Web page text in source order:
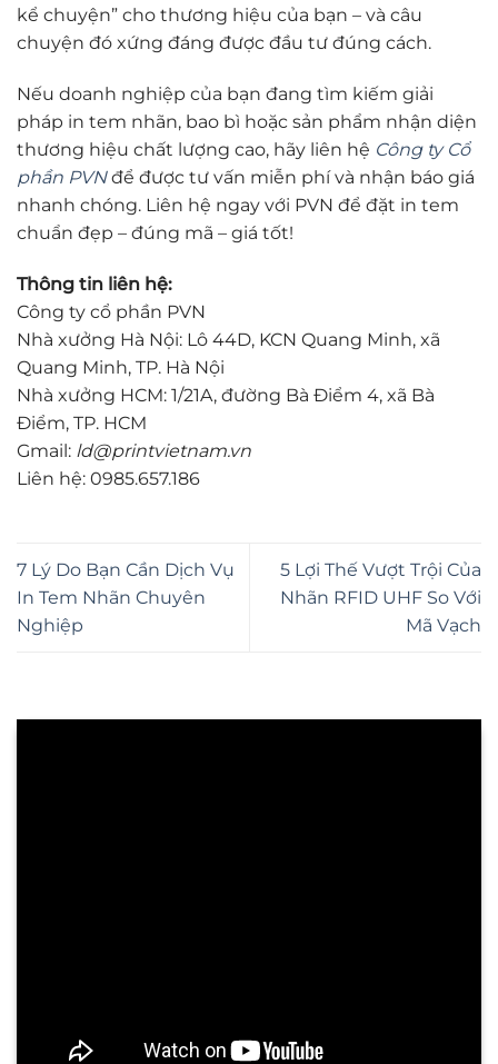
kể chuyện” cho thương hiệu của bạn – và câu
chuyện đó xứng đáng được đầu tư đúng cách.
Nếu doanh nghiệp của bạn đang tìm kiếm giải
pháp in tem nhãn, bao bì hoặc sản phẩm nhận diện
thương hiệu chất lượng cao, hãy liên hệ Công ty Cổ
phần PVNđể được tư vấn miễn phí và nhận báo giá
nhanh chóng. Liên hệ ngay với PVN để đặt in tem
chuẩn đẹp – đúng mã – giá tốt!
Thông tin liên hệ:
Công ty cổ phần PVN
Nhà xưởng Hà Nội: Lô 44D, KCN Quang Minh, xã
Quang Minh, TP. Hà Nội
Nhà xưởng HCM: 1/21A, đường Bà Điểm 4, xã Bà
Điểm, TP. HCM
Gmail: ld@printvietnam.vn
Liên hệ: 0985.657.186
7 Lý Do Bạn Cần Dịch Vụ
In Tem Nhãn Chuyên
Nghiệp
5 Lợi Thế Vượt Trội Của
Nhãn RFID UHF So Với
Mã Vạch